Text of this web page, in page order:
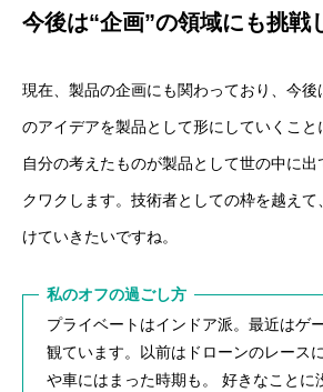
今後は“企画”の領域にも挑戦
現在、製品の企画にも関わっており、今
のアイデアを製品として形にしていくこと
自分の考えたものが製品として世の中に
クワクします。技術者としての枠を越え
けていきたいですね。
私のオフの過ごし方
プライベートはインドア派。最近はゲ
観ています。以前はドローンのレース
や車にはまった時期も。 好きなことに